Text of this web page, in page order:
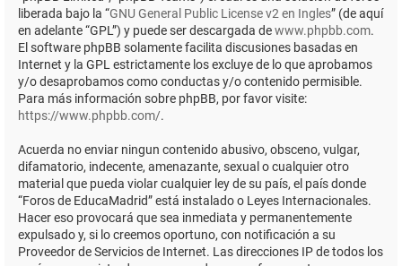
liberada bajo la “GNU General Public License v2 en Ingles” (de aquí
en adelante “GPL”) y puede ser descargada dewww.phpbb.com.
El software phpBB solamente facilita discusiones basadas en
Internet y la GPL estrictamente los excluye de lo que aprobamos
y/o desaprobamos como conductas y/o contenido permisible.
Para más información sobre phpBB, por favor visite:
https://www.phpbb.com/.
Acuerda no enviar ningun contenido abusivo, obsceno, vulgar,
difamatorio, indecente, amenazante, sexual o cualquier otro
material que pueda violar cualquier ley de su país, el país donde
“Foros de EducaMadrid” está instalado o Leyes Internacionales.
Hacer eso provocará que sea inmediata y permanentemente
expulsado y, si lo creemos oportuno, con notificación a su
Proveedor de Servicios de Internet. Las direcciones IP de todos los